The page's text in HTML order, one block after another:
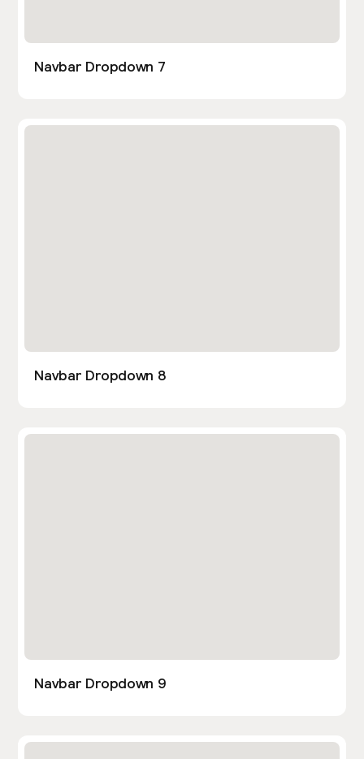
Navbar Dropdown 7
Navbar Dropdown 8
Navbar Dropdown 9